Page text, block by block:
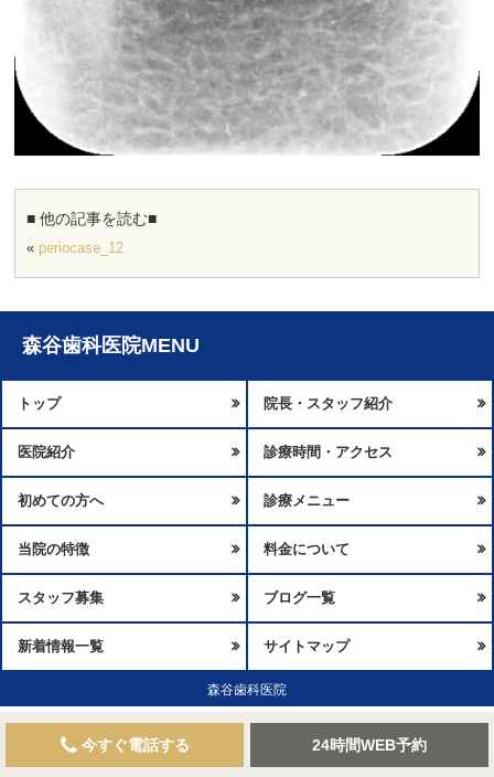
■ 他の記事を読む■
« periocase_12
森谷歯科医院MENU
トップ 院長・スタッフ紹介
医院紹介 診療時間・アクセス
初めての方へ 診療メニュー
当院の特徴 料金について
スタッフ募集 ブログ一覧
新着情報一覧 サイトマップ
森谷歯科医院
今すぐ電話する 24時間WEB予約